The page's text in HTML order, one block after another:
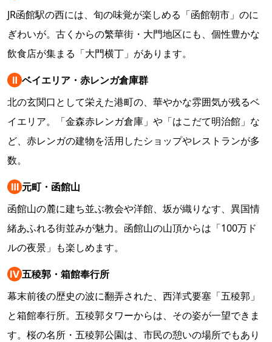
JR函館駅の西には、旬の味覚が楽しめる「函館朝市」のに
ぎわいが。古くからの繁華街・大門地区にも、個性豊かな
飲食店が集まる「大門横丁」があります。
Ⅱ ベイエリア・赤レンガ倉庫群
北の玄関口として栄えた港町の、華やかな雰囲気が残るベ
イエリア。「金森赤レンガ倉庫」や「はこだて明治館」な
ど、赤レンガの建物を活用したショップやレストランが多
数。
Ⅲ 元町・函館山
函館山の麓に建ち並ぶ教会や洋館、坂が織りなす、異国情
緒あふれる街並みが魅力。函館山の山頂からは「100万ド
ルの夜景」も楽しめます。
Ⅳ五稜郭・箱館奉行所
幕末前後の歴史の波に翻弄された、西洋式要塞「五稜郭」
と箱館奉行所。五稜郭タワーからは、その姿が一望できま
す。桜の名所・五稜郭公園は、市民の憩いの場所でもあり